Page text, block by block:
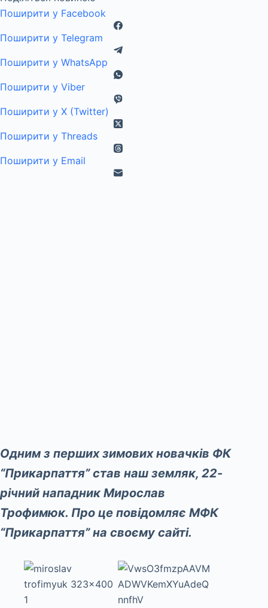
Поширити у Facebook
Поширити у Telegram
Поширити у WhatsApp
Поширити у Viber
Поширити у X (Twitter)
Поширити у Threads
Поширити у Email
Одним з перших зимових новачків ФК
“Прикарпаття” став наш земляк, 22-
річний нападник Мирослав
Трофимюк. Про це повідомляє МФК
“Прикарпаття” на своєму сайті.